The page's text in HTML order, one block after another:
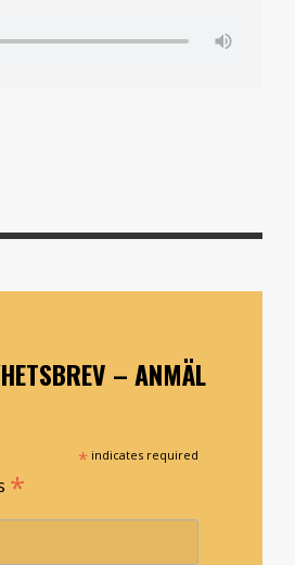
– ANMÄL
* indicates required
*